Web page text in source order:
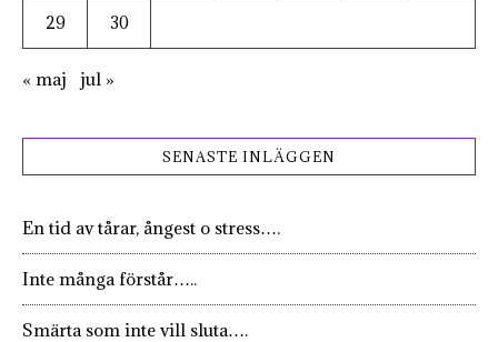
29 30
« maj jul »
SENASTE INLÄGGEN
En tid av tårar, ångest o stress….
Inte många förstår…..
Smärta som inte vill sluta….